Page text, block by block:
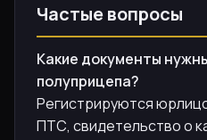
Частые вопросы
Какие документы
полуприцепа?
Регистрируются
ПТС, свидетельство о